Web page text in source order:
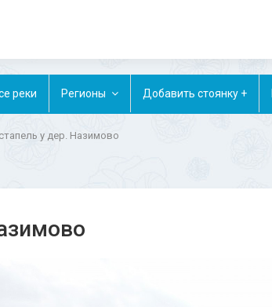
реки Регионы Добавить стоянку +
у дер. Назимово